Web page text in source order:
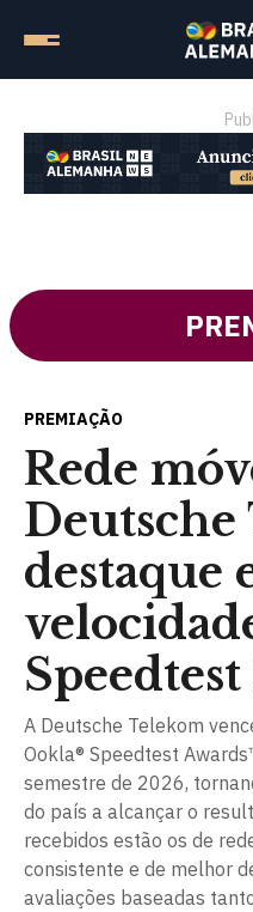
PREMIAÇÃO
Rede
Deutsche
destaque
A Deutsche Telekom
Ookla® Speedtest
semestre de 2026,
do país a alcançar o
recebidos estão os de
consistente e de melhor
avaliações baseadas